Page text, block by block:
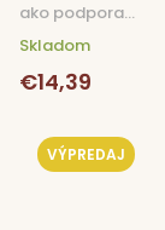
€14,39
Skladom
ako podpora...
VÝPREDAJ